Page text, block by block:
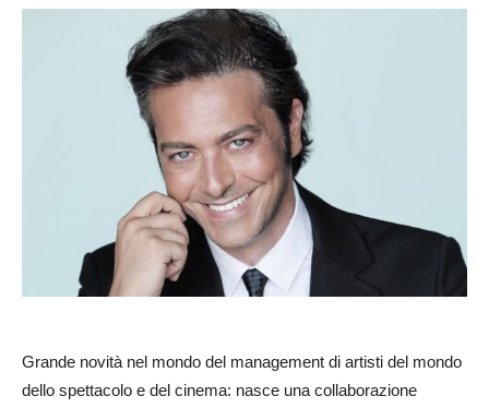
Grande novità nel mondo del management di artisti del mondo
dello spettacolo e del cinema: nasce una collaborazione